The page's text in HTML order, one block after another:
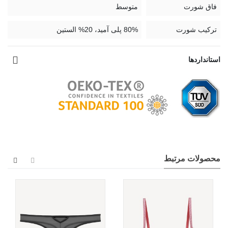
Rio
فاق شورت متوسط
ترکیب شورت 80% پلی آمید، 20% الستین
استانداردها
محصولات مرتبط